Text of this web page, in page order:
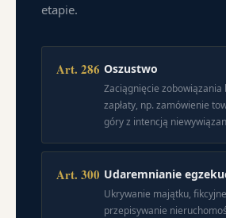
etapie.
Art. 286 Oszustwo
Zaciągnięcie zobowiązania
zapłaty, np. zamówienie
góry z intencją
Art. 300 Udaremnianie
Ukrywanie majątku,
przepisywanie